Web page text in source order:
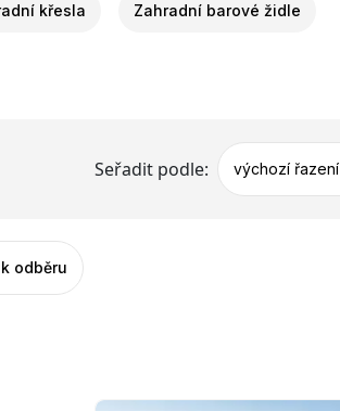
křesla Zahradní barové židle
Seřadit podle: výchozí řazení
odběru